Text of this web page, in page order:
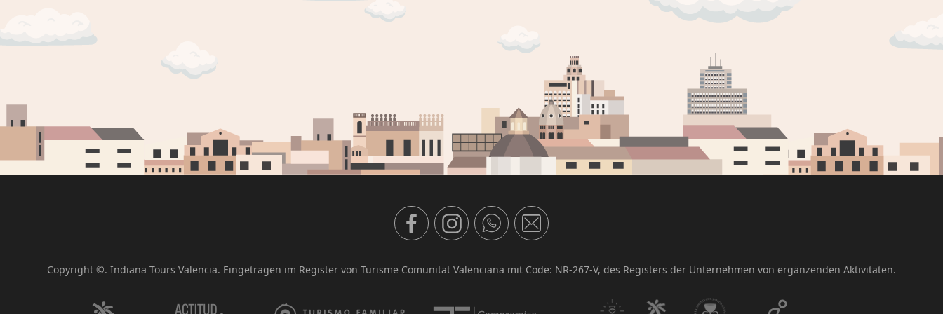
Copyright ©. Indiana Tours Valencia. Eingetragen im Register von Turisme Comunitat Valenciana mit Code: NR-267-V, des Registers der Unternehmen von ergänzenden Aktivitäten.